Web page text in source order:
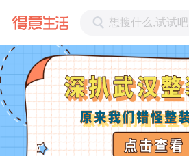
想搜什么,试试吧